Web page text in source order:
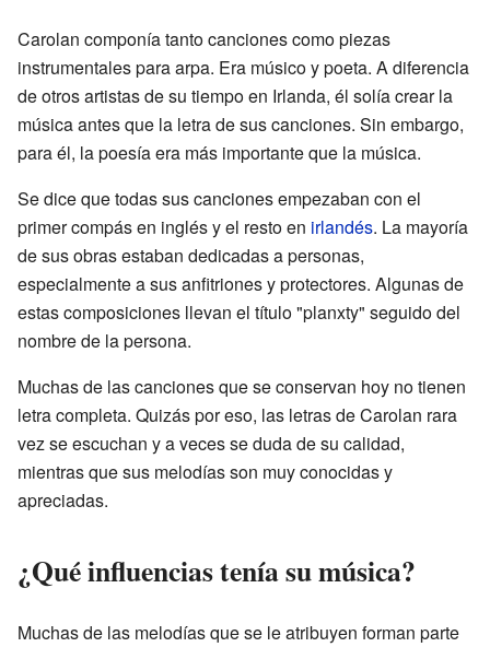
Carolan componía tanto canciones como piezas
instrumentales para arpa. Era músico y poeta. A diferencia
de otros artistas de su tiempo en Irlanda, él solía crear la
música antes que la letra de sus canciones. Sin embargo,
para él, la poesía era más importante que la música.
Se dice que todas sus canciones empezaban con el
primer compás en inglés y el resto en irlandés. La mayoría
de sus obras estaban dedicadas a personas,
especialmente a sus anfitriones y protectores. Algunas de
estas composiciones llevan el título "planxty" seguido del
nombre de la persona.
Muchas de las canciones que se conservan hoy no tienen
letra completa. Quizás por eso, las letras de Carolan rara
vez se escuchan y a veces se duda de su calidad,
mientras que sus melodías son muy conocidas y
apreciadas.
¿Qué influencias tenía su música?
Muchas de las melodías que se le atribuyen forman parte